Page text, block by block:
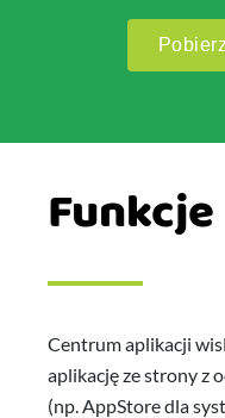
Funkcje
Centrum aplikacji
aplikację ze strony z
(np. AppStore dla